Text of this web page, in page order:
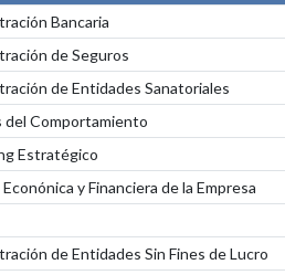
Bancaria
de Seguros
de Entidades Sanatoriales
del Comportamiento
Estratégico
y Financiera de la Empresa
de Entidades Sin Fines de Lucro